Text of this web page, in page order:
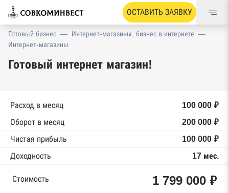
ОСТАВИТЬ ЗАЯВКУ
Готовый бизнес — Интернет-магазины, бизнес в интернете —
Интернет-магазины
Готовый интернет магазин!
Расход в месяц
100 000 ₽
Оборот в месяц
200 000 ₽
Чистая прибыль
100 000 ₽
Доходность
17 мес.
Стоимость 1 799 000 ₽